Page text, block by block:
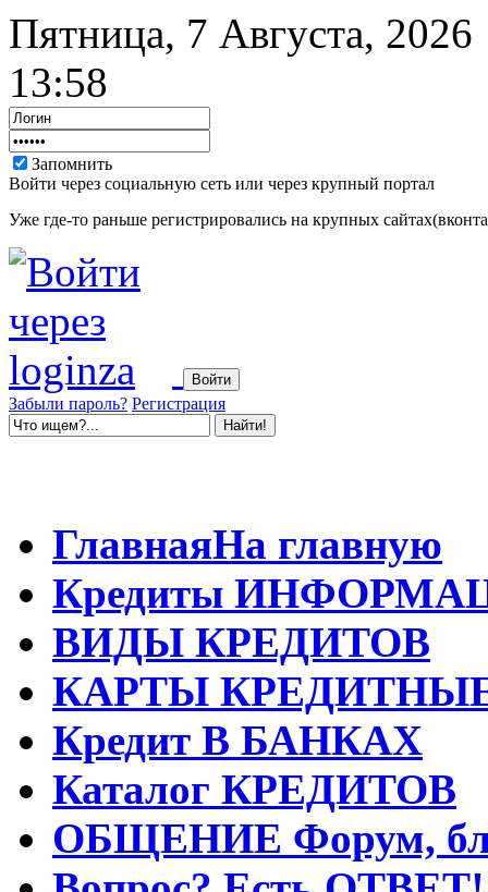
Пятница, 7 Августа, 2026
13:58
Запомнить
Войти через социальную сеть или через крупный портал
Уже где-то раньше регистрировались на крупных
Забыли пароль? Регистрация
ГлавнаяНа главную
Кредиты
ВИДЫ КРЕДИТОВ
КАРТЫ
Кредит В БАНКАХ
Каталог КРЕДИТОВ
ОБЩЕНИЕ Форум,